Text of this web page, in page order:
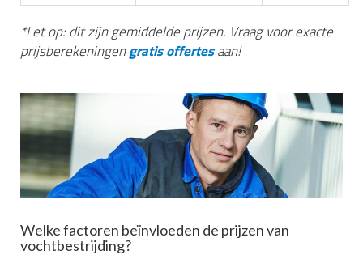
*Let op: dit zijn gemiddelde prijzen. Vraag voor exacte
prijsberekeningengratis offertesaan!
Welke factoren beïnvloeden de prijzen van
vochtbestrijding?